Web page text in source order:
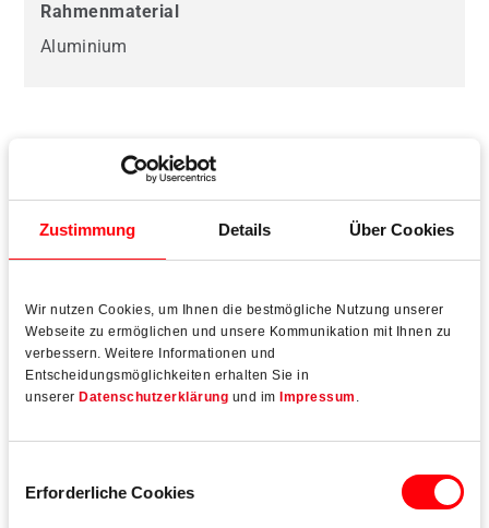
Zustimmung Details Über Cookies
Wir nutzen Cookies, um Ihnen die bestmögliche Nutzung unserer
Webseite zu ermöglichen und unsere Kommunikation mit Ihnen zu
verbessern. Weitere Informationen und
Entscheidungsmöglichkeiten erhalten Sie in
unserer Datenschutzerklärung und im Impressum .
Erforderliche Cookies
Rahmenmaterial
Aluminium
Beschlagtechnologie